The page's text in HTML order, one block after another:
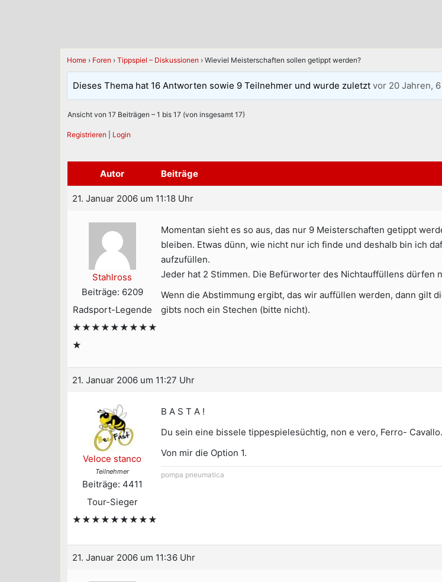
Home › Foren › Tippspiel – Diskussionen › Wieviel Meisterschaften sollen getippt werden?
Dieses Thema hat 16 Antworten sowie 9 Teilnehmer und wurde zuletztvor 20 Jahren,
Ansicht von 17 Beiträgen – 1 bis 17 (von insgesamt 17)
Registrieren Login
Autor Beiträge
21. Januar 2006 um 11:18 Uhr
Stahlross
Beiträge: 6209
Radsport-Legende
★★★★★★★★★
★
Momentan sieht es so aus, das nur 9 Meisterschaften getippt
bleiben. Etwas dünn, wie nicht nur ich finde und deshalb bin ich
aufzufüllen.
Jeder hat 2 Stimmen. Die Befürworter des Nichtauffüllens dürfen
Wenn die Abstimmung ergibt, das wir auffüllen werden, dann gilt
gibts noch ein Stechen (bitte nicht).
21. Januar 2006 um 11:27 Uhr
Veloce stanco
Teilnehmer
Beiträge: 4411
Tour-Sieger
★★★★★★★★★
B A S T A !
Du sein eine bissele tippespielesüchtig, non e vero, Ferro- Cavallo.
Von mir die Option 1.
pompa pneumatica
21. Januar 2006 um 11:36 Uhr